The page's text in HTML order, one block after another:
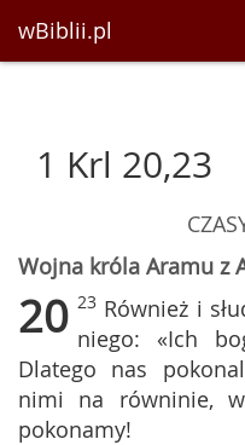
wBiblii.pl
1 Krl 20,23
Wojna króla Aramu z
20 23 Również i
niego: «Ich
Dlatego nas
nimi na równinie,
pokonamy!